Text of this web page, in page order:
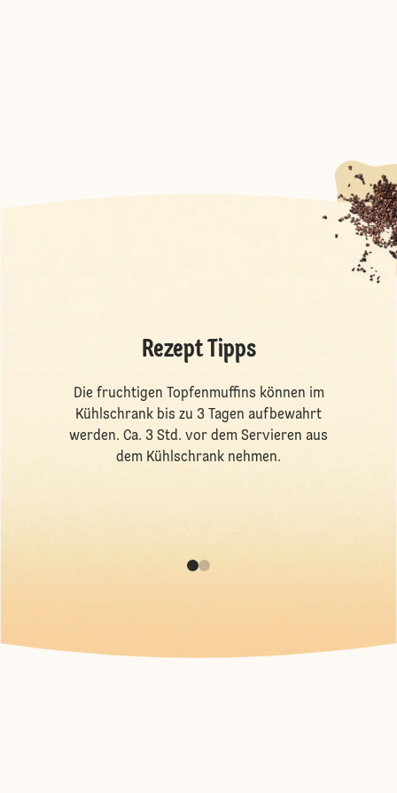
Rezept Tipps
Die fruchtigen Topfenmuffins können im
Kühlschrank bis zu 3 Tagen aufbewahrt
werden. Ca. 3 Std. vor dem Servieren aus
dem Kühlschrank nehmen.